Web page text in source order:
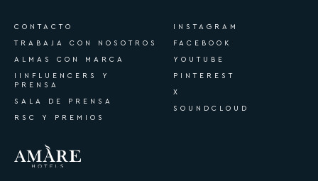
CONTACTO
TRABAJA CON NOSOTROS
ALMAS CON MARCA
IINFLUENCERS Y
PRENSA
SALA DE PRENSA
RSC Y PREMIOS
INSTAGRAM
FACEBOOK
YOUTUBE
PINTEREST
X
SOUNDCLOUD